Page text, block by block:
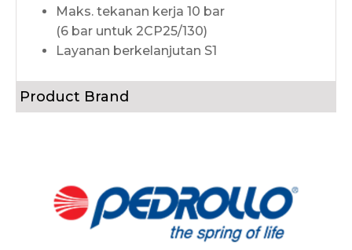
Maks. tekanan kerja 10 bar
(6 bar untuk 2CP25/130)
Layanan berkelanjutan S1
Product Brand